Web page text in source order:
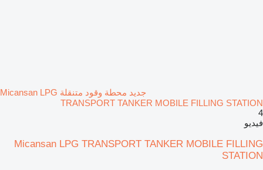
جديد محطة وقود متنقلة Micansan LPG
TRANSPORT TANKER MOBILE FILLING STATION
4
فيديو
Micansan LPG TRANSPORT TANKER MOBILE FILLING
STATION